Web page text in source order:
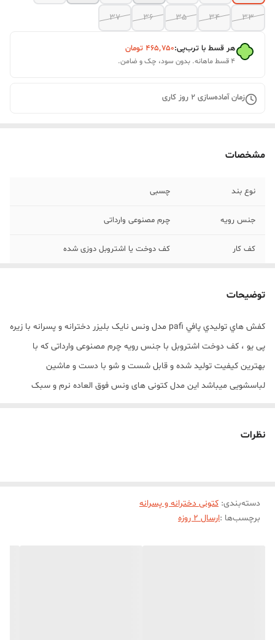
33
34
35
36
37
هر قسط با ترب‌پی:۴۶۵٬۷۵۰ تومان
۴ قسط ماهانه. بدون سود، چک و ضامن.
زمان آماده‌سازی 2 روز کاری
مشخصات
نوع بند چسبی
جنس رویه چرم مصنوعی وارداتی
کف کار کف دوخت یا اشتروبل دوزی شده
توضیحات
کفش هاي توليدي پافي pafi مدل ونس نایک بلیزر دخترانه و پسرانه با زیره
پی یو ، کف دوخت اشتروبل با جنس رویه چرم مصنوعی وارداتی که با
بهترين کيفيت توليد شده و قابل شست و شو با دست و ماشین
لباسشویی میباشد این مدل کتونی های ونس فوق العاده نرم و سبک
نظرات
دسته‌بندی: کتونی دخترانه و پسرانه
برچسب‌ها :ارسال 2 روزه